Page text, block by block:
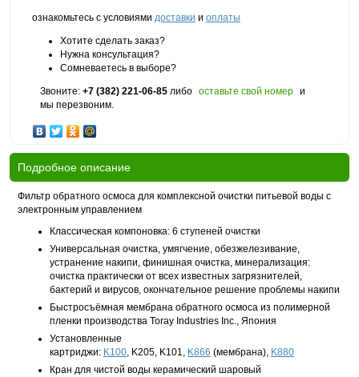
ознакомьтесь с условиями доставки и оплаты
Хотите сделать заказ?
Нужна консультация?
Сомневаетесь в выборе?
Звоните: +7 (382) 221-06-85 либо оставьте свой номер и
мы перезвоним.
Подробное описание
Фильтр обратного осмоса для комплексной очистки питьевой воды с
электронным управлением
Классическая компоновка: 6 ступеней очистки
Универсальная очистка, умягчение, обезжелезивание,
устранение накипи, финишная очистка, минерализация:
очистка практически от всех известных загрязнителей,
бактерий и вирусов, окончательное решение проблемы накипи
Быстросъёмная мембрана обратного осмоса из полимерной
пленки производства Toray Industries Inc., Япония
Установленные
картриджи: K100, K205, K101, K866 (мембрана), K880
Кран для чистой воды керамический шаровый